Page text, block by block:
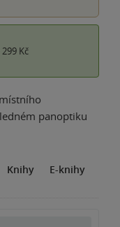
Kč
panoptiku
Knihy E-knihy